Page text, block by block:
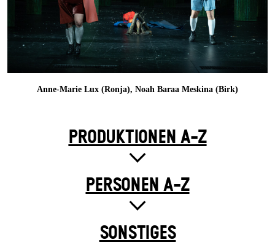
Anne-Marie Lux (Ronja), Noah Baraa Meskina (Birk)
PRODUKTIONEN A-Z
PERSONEN A-Z
SONSTIGES